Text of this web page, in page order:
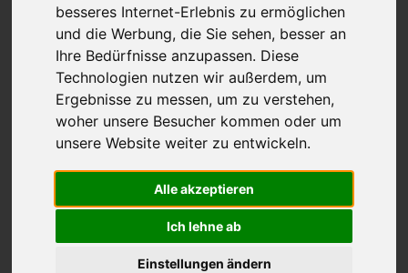
besseres Internet-Erlebnis zu ermöglichen
und die Werbung, die Sie sehen, besser an
Ihre Bedürfnisse anzupassen. Diese
Technologien nutzen wir außerdem, um
Ergebnisse zu messen, um zu verstehen,
woher unsere Besucher kommen oder um
unsere Website weiter zu entwickeln.
Alle akzeptieren
Ich lehne ab
Einstellungen ändern
ALLE INFORMATIONEN
RUND UM IHREN
WOHLFÜHLAUFENTHALT
in den VINETA HOTELS USEDOM
Herzlich willkommen in den VINETA HOTELS
Wir freuen uns sehr, Sie als unseren Gast begrüßen